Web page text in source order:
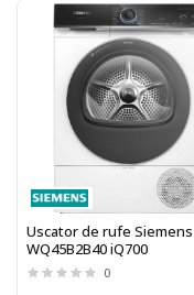
Uscator de rufe Siemens
WQ45B2B40 iQ700
0